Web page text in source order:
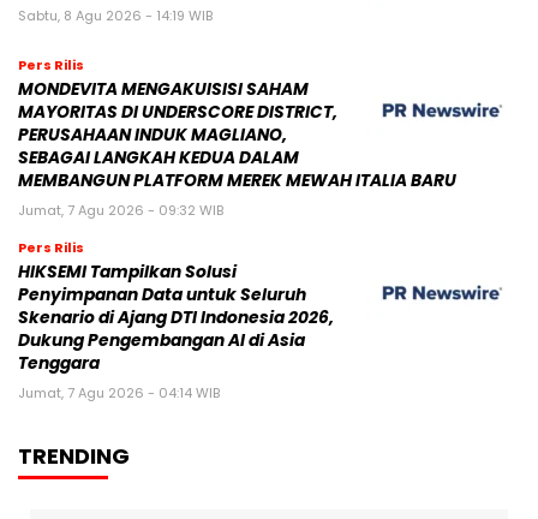
Sabtu, 8 Agu 2026 - 14:19 WIB
Pers Rilis
MONDEVITA MENGAKUISISI SAHAM
MAYORITAS DI UNDERSCORE DISTRICT,
PERUSAHAAN INDUK MAGLIANO,
SEBAGAI LANGKAH KEDUA DALAM
MEMBANGUN PLATFORM MEREK MEWAH ITALIA BARU
Jumat, 7 Agu 2026 - 09:32 WIB
Pers Rilis
HIKSEMI Tampilkan Solusi
Penyimpanan Data untuk Seluruh
Skenario di Ajang DTI Indonesia 2026,
Dukung Pengembangan AI di Asia
Tenggara
Jumat, 7 Agu 2026 - 04:14 WIB
TRENDING